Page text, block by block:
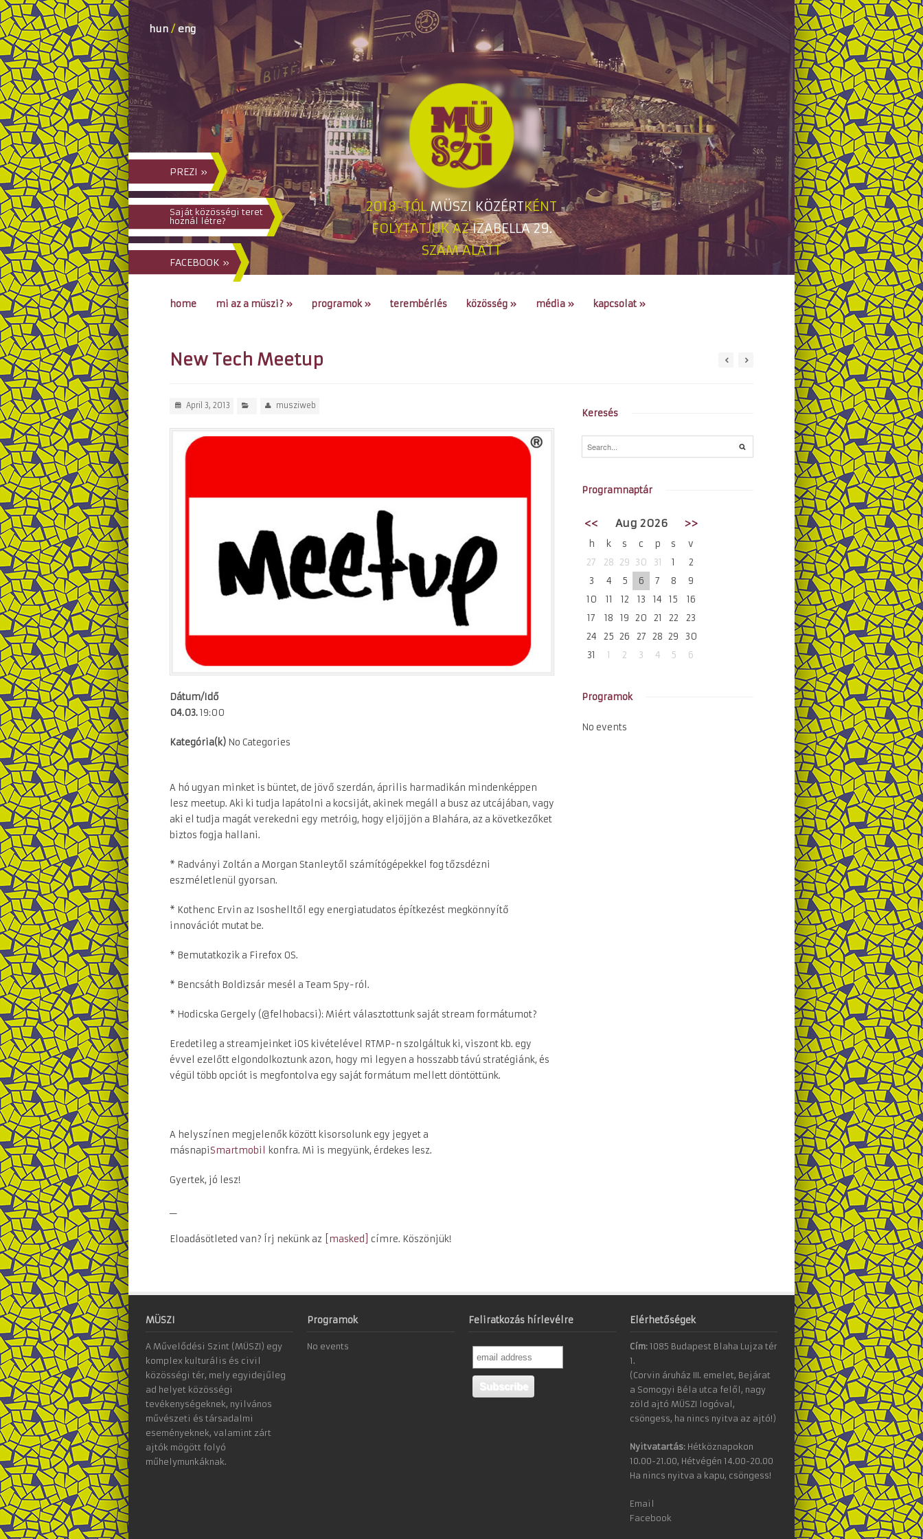
2018-TÓLMÜSZI KÖZÉRTKÉNT
FOLYTATJUK AZIZABELLA 29.
SZÁM ALATT
hun / eng
PREZI »
Saját közösségi teret
hoznál létre?
FACEBOOK »
home mi az a müszi? » programok» terembérlés közösség » média » kapcsolat »
New Tech Meetup
April 3, 2013 musziweb
Dátum/Idő
04.03.19:00
Kategória(k) No Categories
A hó ugyan minket is büntet, de jövő szerdán, április harmadikán mindenképpen
lesz meetup. Aki ki tudja lapátolni a kocsiját, akinek megáll a busz az utcájában, vagy
aki el tudja magát verekedni egy metróig, hogy eljöjjön a Blahára, az a következőket
biztos fogja hallani.
* Radványi Zoltán a Morgan Stanleytől számítógépekkel fog tőzsdézni
eszméletlenül gyorsan.
* Kothenc Ervin az Isoshelltől egy energiatudatos építkezést megkönnyítő
innovációt mutat be.
* Bemutatkozik a Firefox OS.
* Bencsáth Boldizsár mesél a Team Spy-ról.
* Hodicska Gergely (@felhobacsi): Miért választottunk saját stream formátumot?
Eredetileg a streamjeinket iOS kivételével RTMP-n szolgáltuk ki, viszont kb. egy
évvel ezelőtt elgondolkoztunk azon, hogy mi legyen a hosszabb távú stratégiánk, és
végül több opciót is megfontolva egy saját formátum mellett döntöttünk.
A helyszínen megjelenők között kisorsolunk egy jegyet a
másnapiSmartmobil konfra. Mi is megyünk, érdekes lesz.
Gyertek, jó lesz!
Eloadásötleted van? Írj nekünk az [masked] címre. Köszönjük!
Keresés
Programnaptár
<< Aug 2026 >>
h k s c p s
v
27
28 29 30 31 1
2
3
4 5 6 7 8
9
10
11 12 13 14 15
16
17
18 19 20 21 22
23
24
25 26 27 28 29
30
31
1 2 3 4 5 6
Programok
No events
MÜSZI
A Művelődési Szint (MÜSZI) egy
komplex kulturális és civil
közösségi tér, mely egyidejűleg
ad helyet közösségi
tevékenységeknek, nyilvános
művészeti és társadalmi
eseményeknek, valamint zárt
ajtók mögött folyó
műhelymunkáknak.
Programok
No events
Feliratkozás hírlevélre Elérhetőségek
Cím: 1085 Budapest Blaha Lujza tér
1.
(Corvin áruház III. emelet, Bejárat
a Somogyi Béla utca felől, nagy
zöld ajtó MÜSZI logóval,
csöngess, ha nincs nyitva az ajtó!)
Nyitvatartás: Hétköznapokon
10.00-21.00, Hétvégén 14.00-20.00
Ha nincs nyitva a kapu, csöngess!
Email
Facebook